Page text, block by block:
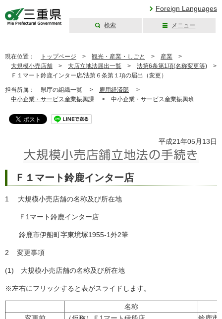
Foreign Languages
検索 メニュー
現在位置： トップページ > 観光・産業・しごと > 産業 >
大規模小売店舗 > 大店立地法届出一覧 > 法第6条第1項(名称変更等) >
Ｆ１マート鈴鹿インター店/法第６条第１項の届出（変更）
担当所属： 県庁の組織一覧 > 雇用経済部 >
中小企業・サービス産業振興課 > 中小企業・サービス産業振興班
平成21年05月13日
Ｆ１マート鈴鹿インター店
1 大規模小売店舗の名称及び所在地
Ｆ1マート鈴鹿インター店
鈴鹿市伊船町字東境塚1955-1外2筆
2 変更事項
(1) 大規模小売店舗の名称及び所在地
※左右にフリックすると表がスライドします。
名称